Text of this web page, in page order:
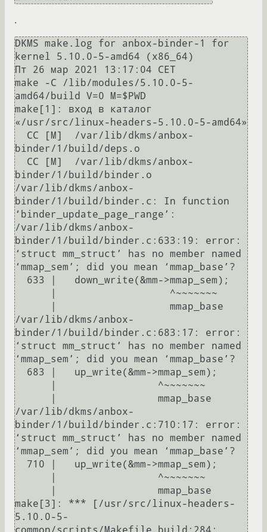
.
DKMS make.log for anbox-binder-1 for
kernel 5.10.0-5-amd64 (x86_64)
Пт 26 мар 2021 13:17:04 CET
make -C /lib/modules/5.10.0-5-
amd64/build V=0 M=$PWD
make[1]: вход в каталог
«/usr/src/linux-headers-5.10.0-5-amd64»
binder/1/build/deps.o
binder/1/build/binder.o
/var/lib/dkms/anbox-
binder/1/build/binder.c: In function
‘binder_update_page_range’:
/var/lib/dkms/anbox-
binder/1/build/binder.c:633:19: error:
‘struct mm_struct’ has no member named
‘mmap_sem’; did you mean ‘mmap_base’?
/var/lib/dkms/anbox-
binder/1/build/binder.c:683:17: error:
‘struct mm_struct’ has no member named
‘mmap_sem’; did you mean ‘mmap_base’?
/var/lib/dkms/anbox-
binder/1/build/binder.c:710:17: error:
‘struct mm_struct’ has no member named
‘mmap_sem’; did you mean ‘mmap_base’?
make[3]: *** [/usr/src/linux-headers-
5.10.0-5-